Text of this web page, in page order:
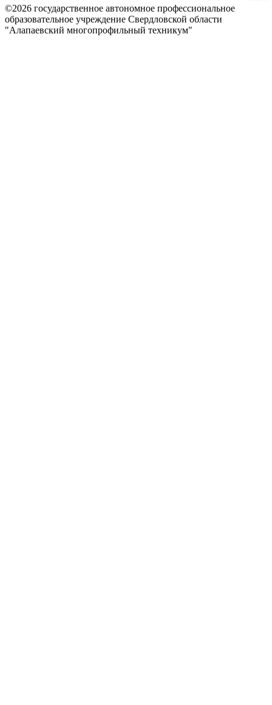
©2026 государственное автономное профессиональное
образовательное учреждение Свердловской области
"Алапаевский многопрофильный техникум"